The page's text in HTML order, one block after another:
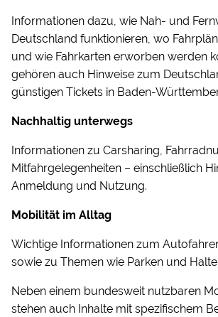
Informationen dazu, wie Nah- und
Deutschland funktionieren, wo
und wie Fahrkarten erworben werden
gehören auch Hinweise zum
günstigen Tickets in Baden-
Nachhaltig unterwegs
Informationen zu Carsharing,
Mitfahrgelegenheiten – einschließlich
Anmeldung und Nutzung.
Mobilität im Alltag
Wichtige Informationen zum
sowie zu Themen wie Parken und
Neben einem bundesweit nutzbaren
stehen auch Inhalte mit spezifischem